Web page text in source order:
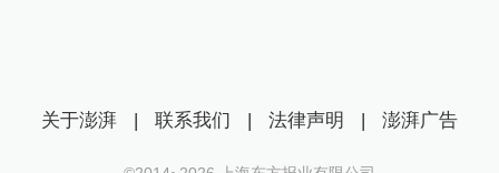
关于澎湃 | 联系我们 | 法律声明 | 澎湃广告